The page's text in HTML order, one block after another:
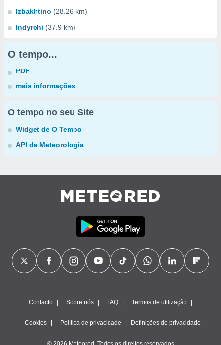
Izbakhtino (28.26 km)
Indyrchi (37.9 km)
O tempo...
PDF
mais informações
O tempo no seu Site
Widget de O Tempo
API de Meteorologia
Contacto Sobre nós FAQ Termos de utilização
Cookies Política de privacidade Definições de privacidade
© 2026 Meteored. Todos os direitos reservados